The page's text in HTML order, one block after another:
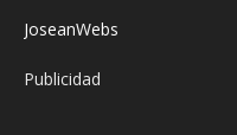
JoseanWebs
Publicidad